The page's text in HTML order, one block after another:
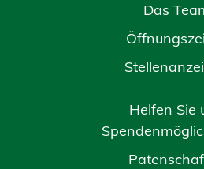
Das
Helfen Sie